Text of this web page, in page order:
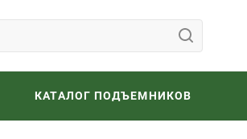
КАТАЛОГ ПОДЪЕМНИКОВ